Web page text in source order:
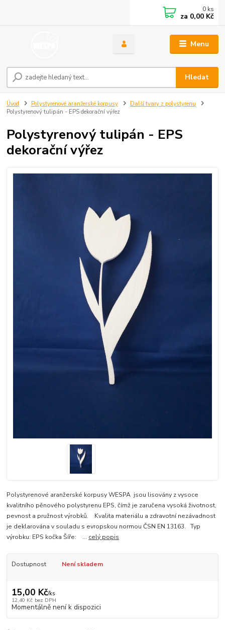
Menu
Hledat
0 ks
za 0,00 Kč
Úvod Polystyrenové aranžerské korpusy
Další tvary z polystyrenu
Polystyrenový tulipán - EPS dekorační výřez
Polystyrenový tulipán - EPS
dekorační výřez
Polystyrenové aranžerské korpusy WESPA jsou lisovány z vysoce
kvalitního pěnového polystyrenu EPS, čímž je zaručena vysoká životnost,
pevnost a pružnost výrobků. Kvalita materiálu a zdravotní nezávadnost
je deklarována v souladu s evropskou normou ČSN EN 13163. Typ
výrobku: EPS kočka Šíře: ... celý popis
Dostupnost Není skladem
15,00 Kč/ks
12,40 Kč bez DPH
Momentálně není k dispozici